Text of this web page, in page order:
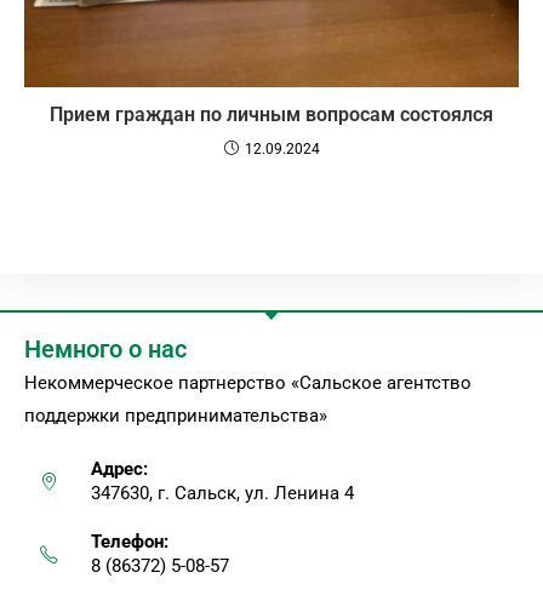
Прием граждан по личным вопросам состоялся
12.09.2024
Немного о нас
Некоммерческое партнерство «Сальское агентство
поддержки предпринимательства»
Адрес:
347630, г. Сальск, ул. Ленина 4
Телефон:
8 (86372) 5-08-57